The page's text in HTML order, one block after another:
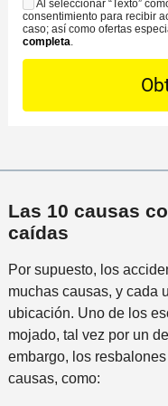
o
n
t
t
r
i
d
o
n
d
e
e
n
e
c
i
n
c
r
c
n
a
a
l
i
n
e
D
e
a
s
S
M
S
Al seleccionar “Texto”
consentimiento para recibir
caso; así como ofertas
completa
Las 10 causas
caídas
Por supuesto, los
muchas causas, y cada
ubicación. Uno de los
mojado, tal vez por un
embargo, los
causas, como: